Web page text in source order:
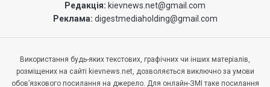
Редакція: kievnews.net@gmail.com
Реклама: digestmediaholding@gmail.com
Використання будь-яких текстових, графічних чи інших матеріалів,
розміщених на сайті kievnews.net, дозволяється виключно за умови
обов’язкового посилання на джерело. Для онлайн-ЗМІ таке посилання